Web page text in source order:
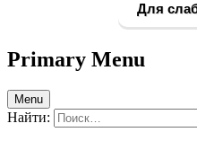
Для
Primary Menu
Menu
Найти: